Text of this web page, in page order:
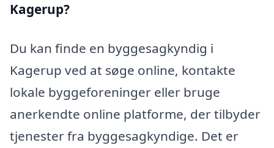
Kagerup?
Du kan finde en byggesagkyndig i
Kagerup ved at søge online, kontakte
lokale byggeforeninger eller bruge
anerkendte online platforme, der tilbyder
tjenester fra byggesagkyndige. Det er